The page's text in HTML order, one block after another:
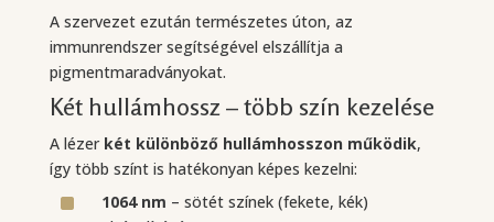
A szervezet ezután természetes úton, az
immunrendszer segítségével elszállítja a
pigmentmaradványokat.
Két hullámhossz – több szín kezelése
A lézer két különböző hullámhosszon működik,
így több színt is hatékonyan képes kezelni:
^ 1064 nm – sötét színek (fekete, kék)